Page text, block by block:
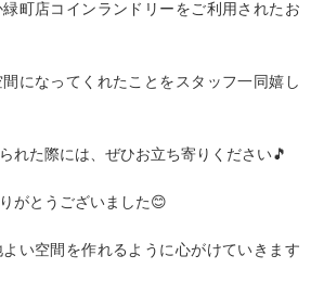
町店コインランドリーをご利用されたお
になってくれたことをスタッフ一同嬉し
れた際には、ぜひお立ち寄りください🎵
がとうございました😊
い空間を作れるように心がけていきます